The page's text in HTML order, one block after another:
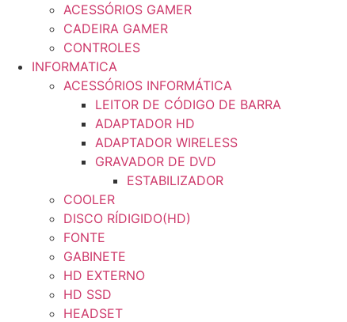
ACESSÓRIOS GAMER
CADEIRA GAMER
CONTROLES
INFORMATICA
ACESSÓRIOS INFORMÁTICA
LEITOR DE CÓDIGO DE BARRA
ADAPTADOR HD
ADAPTADOR WIRELESS
GRAVADOR DE DVD
ESTABILIZADOR
COOLER
DISCO RÍDIGIDO(HD)
FONTE
GABINETE
HD EXTERNO
HD SSD
HEADSET